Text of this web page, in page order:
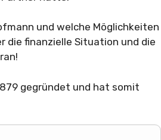
und welche Möglichkeiten
die finanzielle Situation und die
gegründet und hat somit